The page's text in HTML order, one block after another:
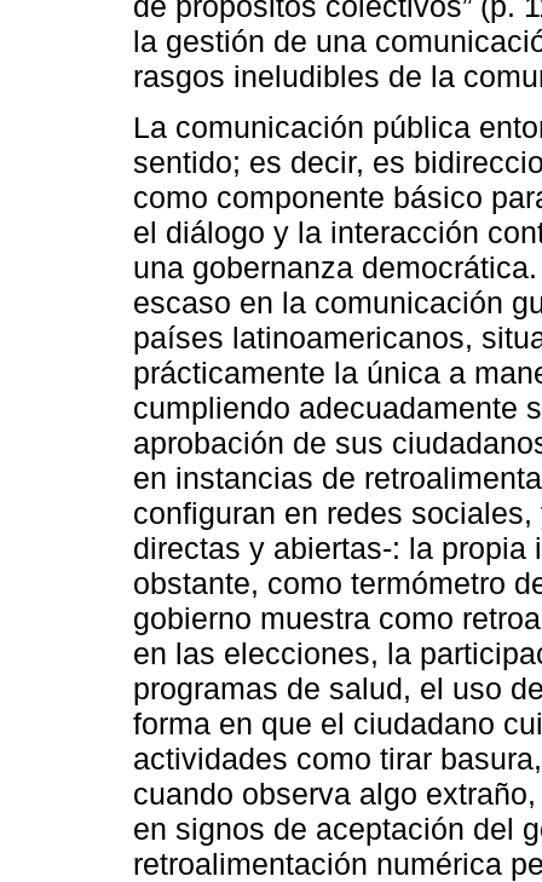
la gestión de una
rasgos ineludibles de la
La comunicación pública
sentido; es decir, es
como componente básico
el diálogo y la interacción
una gobernanza
escaso en la comunicación
países latinoamericanos,
prácticamente la única a
cumpliendo adecuadamente
aprobación de sus
en instancias de
configuran en redes
directas y abiertas-: la
obstante, como termómetro
gobierno muestra como
en las elecciones, la
programas de salud, el uso
forma en que el ciudadano
actividades como tirar
cuando observa algo
en signos de aceptación del
retroalimentación numérica